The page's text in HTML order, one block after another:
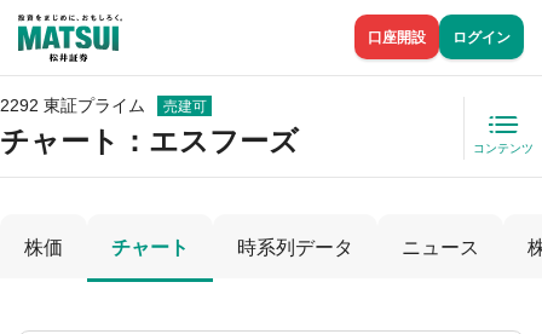
口座開設 ログイン
2292 東証プライム 売建可
チャート： エスフーズ コンテンツ
株価 チャート 時系列データ ニュース